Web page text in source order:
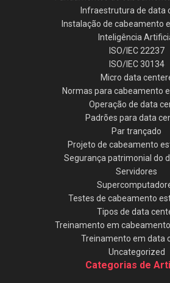
Infraestrutura de data
Instalação de cabeamento
Inteligência
ISO/IEC 22237
ISO/IEC 30134
Micro data
Normas para cabeamento
Operação de data
Padrões para data
Par trançado
Projeto de cabeamento
Segurança patrimonial do
Servidores
Testes de cabeamento
Tipos de data
Treinamento em
Treinamento em data
Uncategorized
Categorias de